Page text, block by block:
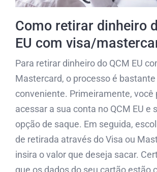
Como retirar dinheiro
EU com visa/
Para retirar dinheiro do QCM EU
Mastercard, o processo é
conveniente. Primeiramente, você
acessar a sua conta no QCM EU e
opção de saque. Em seguida,
de retirada através do Visa ou
insira o valor que deseja sacar.
que os dados do seu cartão estão